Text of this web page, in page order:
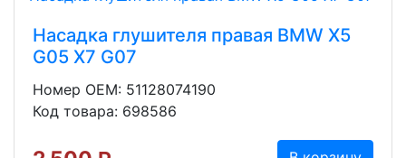
Насадка глушителя правая BMW X5
G05 X7 G07
Номер OEM: 51128074190
Код товара: 698586